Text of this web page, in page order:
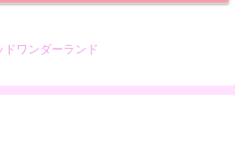
ドワンダーランド